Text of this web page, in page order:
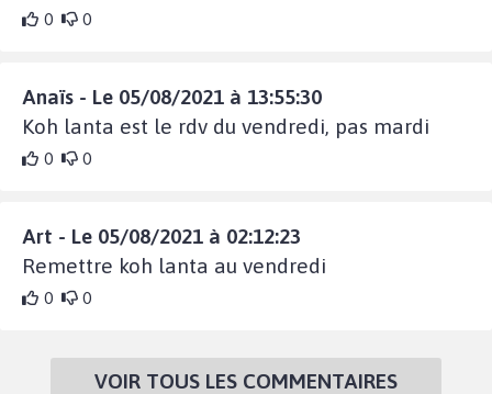
0 0
Anaïs - Le 05/08/2021 à 13:55:30
Koh lanta est le rdv du vendredi, pas mardi
0 0
Art - Le 05/08/2021 à 02:12:23
Remettre koh lanta au vendredi
0 0
VOIR TOUS LES COMMENTAIRES